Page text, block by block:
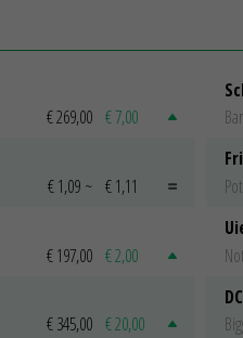
€ 269,00 € 7,00
€ 1,09 ~ € 1,11
€ 197,00 € 2,00
€ 345,00 € 20,00